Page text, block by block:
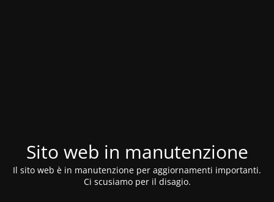
Sito web in manutenzione
Il sito web è in manutenzione per aggiornamenti importanti.
Ci scusiamo per il disagio.